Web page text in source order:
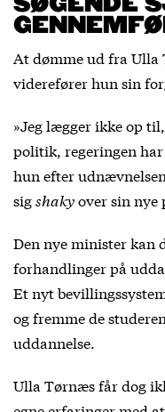
At dømme ud fra Ulla
viderefører hun sin
»Jeg lægger ikke op
politik, regeringen
hun efter
sigshakyover sin nye
Den nye minister kan
forhandlinger på
Et nyt
og fremme de
uddannelse.
Ulla Tørnæs får dog